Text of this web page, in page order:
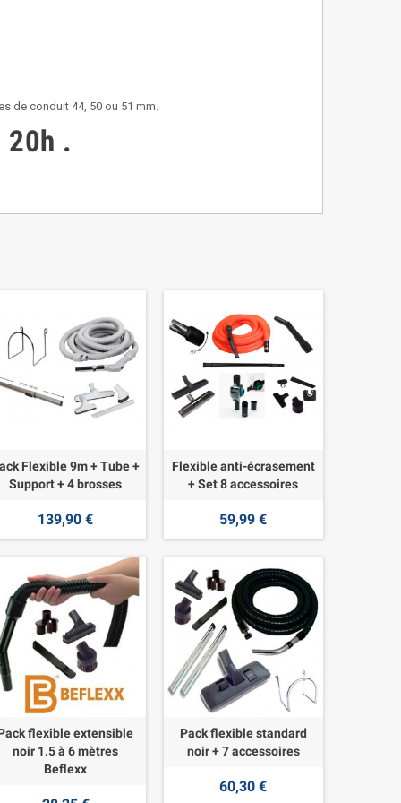
de conduit 44, 50 ou 51 mm.
20h .
Flexible 9m + Tube +
Support + 4 brosses
139,90 €
Flexible anti-écrasement
+ Set 8 accessoires
59,99 €
flexible extensible
noir 1.5 à 6 mètres
Beflexx
Pack flexible standard
noir + 7 accessoires
60,30 €